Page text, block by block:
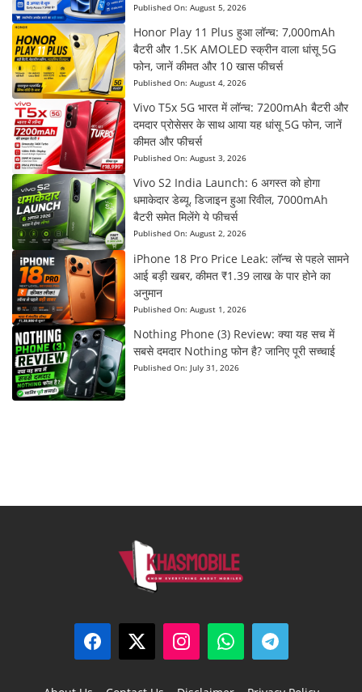
Published On: August 5, 2026
Honor Play 11 Plus हुआ लॉन्च: 7,000mAh
बैटरी और 1.5K AMOLED स्क्रीन वाला धांसू 5G
फोन, जानें कीमत और 10 खास फीचर्स
Published On: August 4, 2026
Vivo T5x 5G भारत में लॉन्च: 7200mAh बैटरी और
दमदार प्रोसेसर के साथ आया यह धांसू 5G फोन, जानें
कीमत और फीचर्स
Published On: August 3, 2026
Vivo S2 India Launch: 6 अगस्त को होगा
धमाकेदार डेब्यू, डिजाइन हुआ रिवील, 7000mAh
बैटरी समेत मिलेंगे ये फीचर्स
Published On: August 2, 2026
iPhone 18 Pro Price Leak: लॉन्च से पहले सामने
आई बड़ी खबर, कीमत ₹1.39 लाख के पार होने का
अनुमान
Published On: August 1, 2026
Nothing Phone (3) Review: क्या यह सच में
सबसे दमदार Nothing फोन है? जानिए पूरी सच्चाई
Published On: July 31, 2026